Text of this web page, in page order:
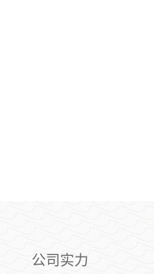
公司实力